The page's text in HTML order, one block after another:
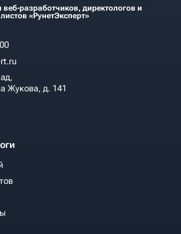
разработчиков, директологов и
«РунетЭксперт»
Жукова, д. 141